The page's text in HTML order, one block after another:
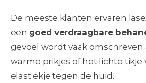
De meeste klanten ervaren
een goed verdraagbare
gevoel wordt vaak omschreven
warme prikjes of het lichte tikje
elastiekje tegen de huid.